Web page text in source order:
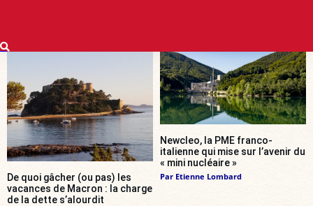
De quoi gâcher (ou pas) les
vacances de Macron : la charge
de la dette s’alourdit
Newcleo, la PME franco-
italienne qui mise sur l’avenir du
« mini nucléaire »
Par Etienne Lombard